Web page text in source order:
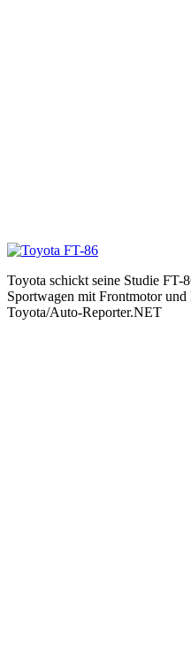
Toyota schickt seine Studie FT-
Sportwagen mit Frontmotor
Toyota/Auto-Reporter.NET